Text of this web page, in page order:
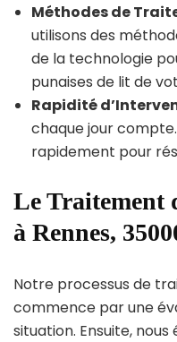
Méthodes de
utilisons des
de la technologie
punaises de lit de
Rapidité
chaque jour
rapidement pour
Le Traitement
à Rennes,
Notre processus de
commence par une
situation. Ensuite,